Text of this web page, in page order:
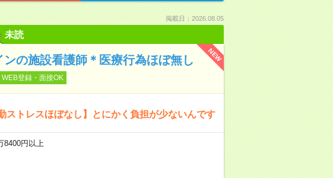
掲載日：2026.08.05
未読
NEW
の施設看護師＊医療行為ほぼ無し
WEB登録・面接OK
ストレスほぼなし】とにかく負担が少ないんです
円以上